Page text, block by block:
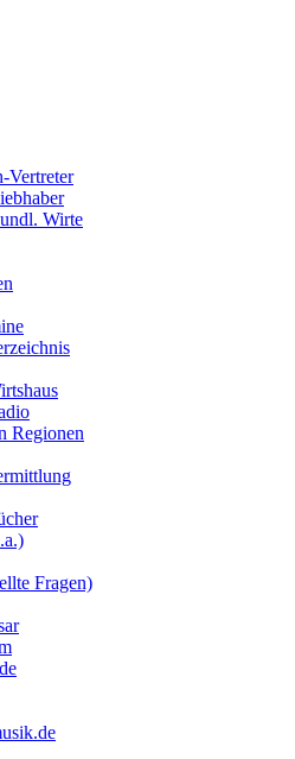
Vertreter
Wirte
Regionen
Fragen)